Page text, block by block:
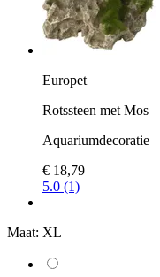
Europet
Rotssteen met Mos
Aquariumdecoratie
€ 18,79
5.0 (1)
Maat: XL